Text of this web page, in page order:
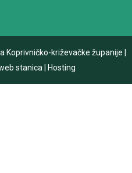
Koprivničko-križevačke županije
stanica Hosting